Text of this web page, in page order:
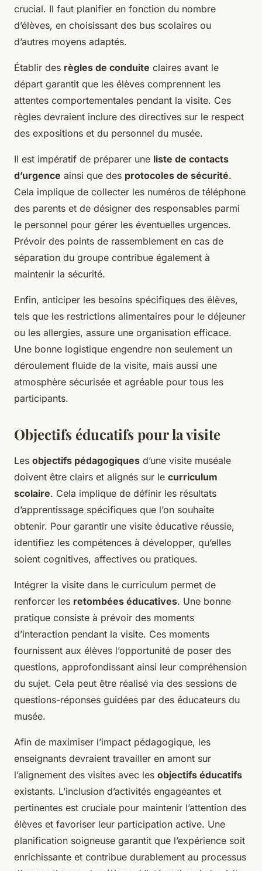
crucial. Il faut planifier en fonction du nombre
d’élèves, en choisissant des bus scolaires ou
d’autres moyens adaptés.
Établir des règles de conduite claires avant le
départ garantit que les élèves comprennent les
attentes comportementales pendant la visite. Ces
règles devraient inclure des directives sur le respect
des expositions et du personnel du musée.
Il est impératif de préparer une liste de contacts
d’urgence ainsi que des protocoles de sécurité.
Cela implique de collecter les numéros de téléphone
des parents et de désigner des responsables parmi
le personnel pour gérer les éventuelles urgences.
Prévoir des points de rassemblement en cas de
séparation du groupe contribue également à
maintenir la sécurité.
Enfin, anticiper les besoins spécifiques des élèves,
tels que les restrictions alimentaires pour le déjeuner
ou les allergies, assure une organisation efficace.
Une bonne logistique engendre non seulement un
déroulement fluide de la visite, mais aussi une
atmosphère sécurisée et agréable pour tous les
participants.
Objectifs éducatifs pour la visite
Les objectifs pédagogiques d’une visite muséale
doivent être clairs et alignés sur le curriculum
scolaire. Cela implique de définir les résultats
d’apprentissage spécifiques que l’on souhaite
obtenir. Pour garantir une visite éducative réussie,
identifiez les compétences à développer, qu’elles
soient cognitives, affectives ou pratiques.
Intégrer la visite dans le curriculum permet de
renforcer les retombées éducatives. Une bonne
pratique consiste à prévoir des moments
d’interaction pendant la visite. Ces moments
fournissent aux élèves l’opportunité de poser des
questions, approfondissant ainsi leur compréhension
du sujet. Cela peut être réalisé via des sessions de
questions-réponses guidées par des éducateurs du
musée.
Afin de maximiser l’impact pédagogique, les
enseignants devraient travailler en amont sur
l’alignement des visites avec les objectifs éducatifs
existants. L’inclusion d’activités engageantes et
pertinentes est cruciale pour maintenir l’attention des
élèves et favoriser leur participation active. Une
planification soigneuse garantit que l’expérience soit
enrichissante et contribue durablement au processus